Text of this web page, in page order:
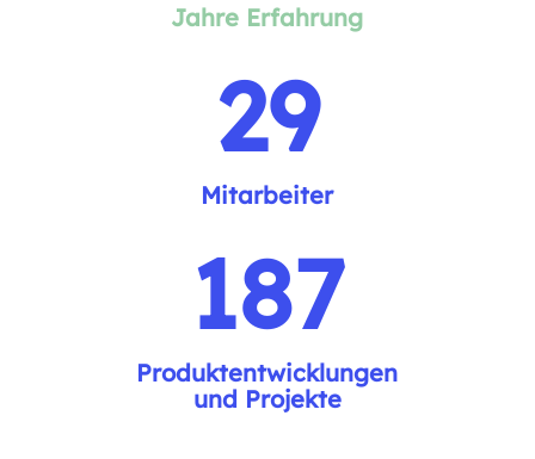
Jahre Erfahrung
29
Mitarbeiter
187
Produktentwicklungen
und Projekte